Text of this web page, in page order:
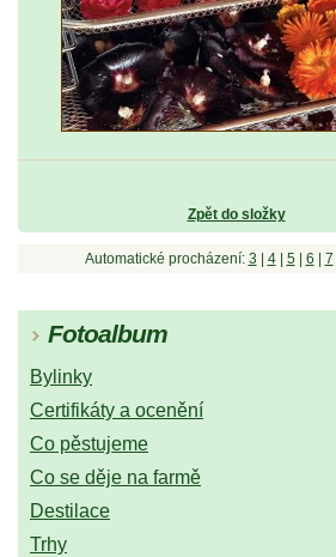
Zpět do složky
Automatické procházení: 3 4| 5| 6 7
Fotoalbum
Bylinky
Certifikáty a ocenění
Co pěstujeme
Co se děje na farmě
Destilace
Trhy